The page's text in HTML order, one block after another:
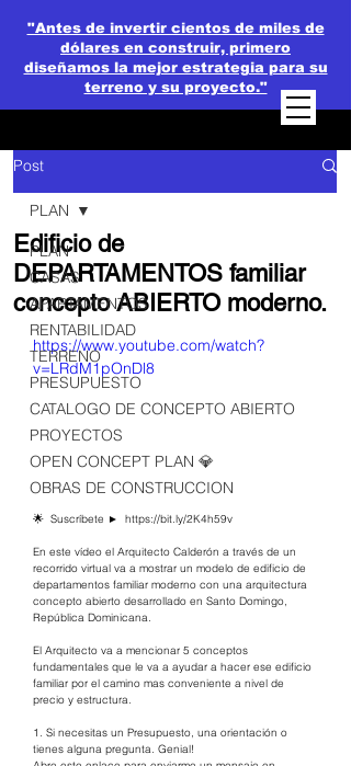
"Antes de invertir cientos de miles de
dólares en construir, primero
diseñamos la mejor estrategia para su
terreno y su proyecto."
Post
PLAN
CASAS
APARTAMENTOS
RENTABILIDAD
TERRENO
PRESUPUESTO
CATALOGO DE CONCEPTO ABIERTO
PROYECTOS
OPEN CONCEPT PLAN 💎
OBRAS DE CONSTRUCCION
PLAN
Edificio de
DEPARTAMENTOS familiar
concepto ABIERTO moderno.
https://www.youtube.com/watch?
v=LRdM1pOnDl8
🌟  Suscríbete ► https://bit.ly/2K4h59v
En este vídeo el Arquitecto Calderón a través de un
recorrido virtual va a mostrar un modelo de edificio de
departamentos familiar moderno con una arquitectura
concepto abierto desarrollado en Santo Domingo,
República Dominicana.
El Arquitecto va a mencionar 5 conceptos
fundamentales que le va a ayudar a hacer ese edificio
familiar por el camino mas conveniente a nivel de
precio y estructura.
1. Si necesitas un Presupuesto, una orientación o
tienes alguna pregunta. Genial!